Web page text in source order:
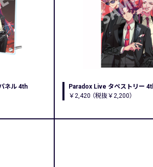
ネル 4th
Paradox Live タペストリー
￥2,420 （税抜￥2,200）